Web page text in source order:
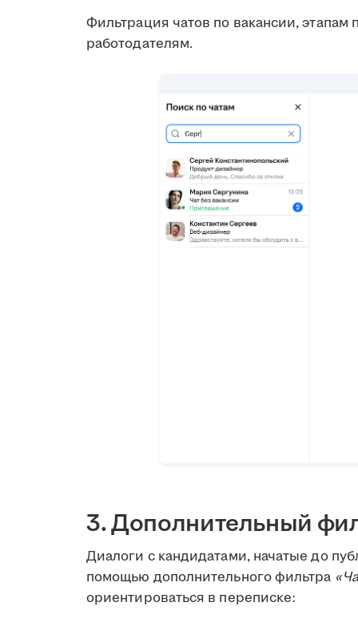
Фильтрация чатов по вакансии,
работодателям.
3. Дополнительный
Диалоги с кандидатами, начатые до
помощью дополнительного фильтра
ориентироваться в переписке: